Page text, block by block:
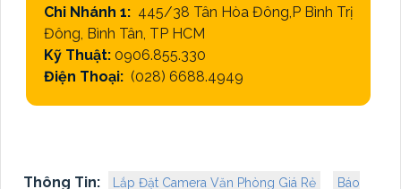
Chi Nhánh 1: 445/38 Tân Hòa Đông,P Bình Trị
Đông, Bình Tân, TP HCM
Kỹ Thuật: 0906.855.330
Điện Thoại: (028) 6688.4949
Thông Tin: Lắp Đặt Camera Văn Phòng Giá Rẻ
Báo